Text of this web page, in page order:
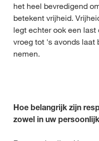
het heel bevredigend
betekent vrijheid.
legt echter ook een
vroeg tot 's avonds laat
nemen.
Hoe belangrijk zijn
zowel in uw